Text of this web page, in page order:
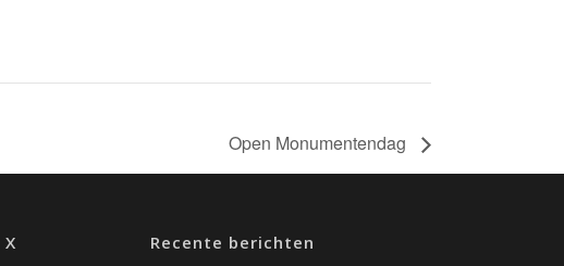
Open Monumentendag
Recente berichten